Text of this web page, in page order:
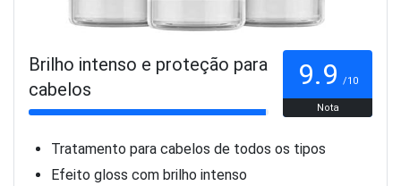
Brilho intenso e proteção para
cabelos
9.9 /10
Nota
Tratamento para cabelos de todos os tipos
Efeito gloss com brilho intenso